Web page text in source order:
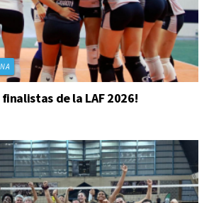
finalistas de la LAF 2026!